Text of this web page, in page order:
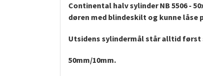
Continental halv sylinder NB 5506 -
døren med blindeskilt og kunne låse
Utsidens sylindermål står alltid først
50mm/10mm.